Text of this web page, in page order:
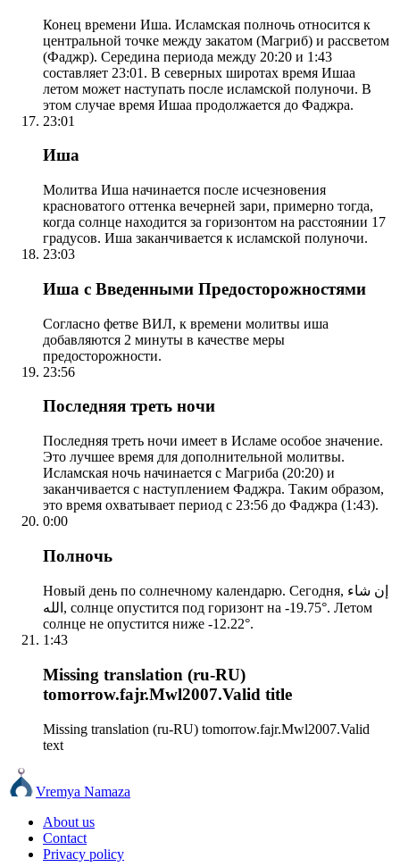
Конец времени Иша. Исламская полночь относится к
центральной точке между закатом (Магриб) и рассветом
(Фаджр). Середина периода между 20:20 и 1:43
составляет 23:01. В северных широтах время Ишаа
летом может наступать после исламской полуночи. В
этом случае время Ишаа продолжается до Фаджра.
23:01
Иша
Молитва Иша начинается после исчезновения
красноватого оттенка вечерней зари, примерно тогда,
когда солнце находится за горизонтом на расстоянии 17
градусов. Иша заканчивается к исламской полуночи.
23:03
Иша с Введенными Предосторожностями
Согласно фетве ВИЛ, к времени молитвы иша
добавляются 2 минуты в качестве меры
предосторожности.
23:56
Последняя треть ночи
Последняя треть ночи имеет в Исламе особое значение.
Это лучшее время для дополнительной молитвы.
Исламская ночь начинается с Магриба (20:20) и
заканчивается с наступлением Фаджра. Таким образом,
это время охватывает период с 23:56 до Фаджра (1:43).
0:00
Полночь
Новый день по солнечному календарю. Сегодня, إن شاء
الله, солнце опустится под горизонт на -19.75°. Летом
солнце не опустится ниже -12.22°.
1:43
Missing translation (ru-RU)
tomorrow.fajr.Mwl2007.Valid title
Missing translation (ru-RU) tomorrow.fajr.Mwl2007.Valid
text
Vremya Namaza
About us
Contact
Privacy policy